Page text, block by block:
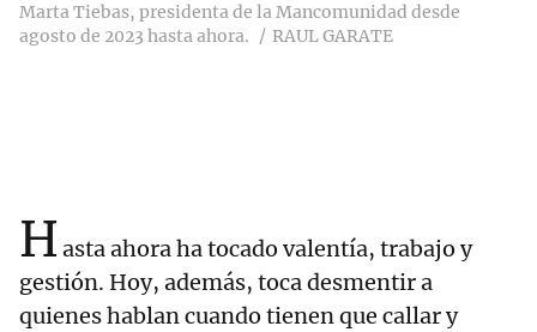
Marta Tiebas, presidenta de la Mancomunidad desde
agosto de 2023 hasta ahora.
RAUL GARATE
H asta ahora ha tocado valentía, trabajo y
gestión. Hoy, además, toca desmentir a
quienes hablan cuando tienen que callar y